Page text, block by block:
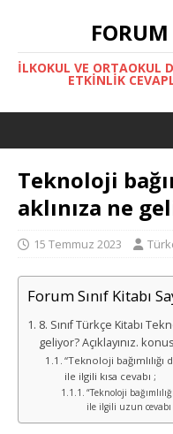
İLKOKUL VE ORTAOKUL
ETKINLIK
Teknoloji
aklınıza ne
15 Temmuz 2023
Forum Sınıf Kitabı
8. Sınıf Türkçe Kitabı
geliyor? Açıklayınız.
“Teknoloji bağımlılığı
ile ilgili kısa cevabı ;
“Teknoloji
ile ilgili uzun cevabı